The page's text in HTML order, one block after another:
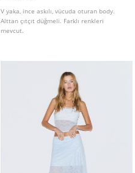
V yaka, ince askılı, vücuda oturan body.
Alttan çıtçıt düğmeli. Farklı renkleri
mevcut.